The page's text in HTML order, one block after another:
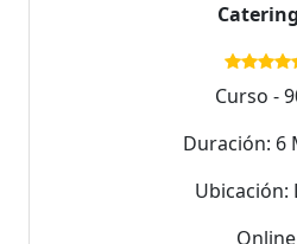
Curso -
Duración: 6
Ubicación:
Online